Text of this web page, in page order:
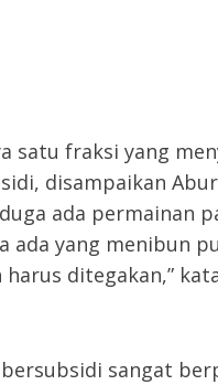
satu fraksi yang
disampaikan
ada permainan
ada yang menibun
ditegakan,”
sangat